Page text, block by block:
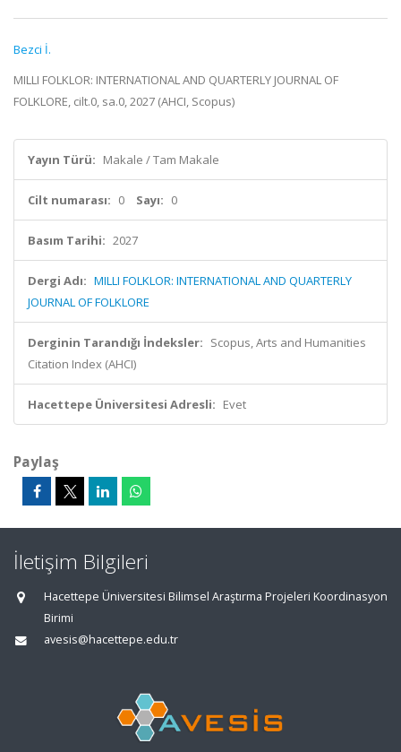
Bezci İ.
MILLI FOLKLOR: INTERNATIONAL AND QUARTERLY JOURNAL OF
FOLKLORE, cilt.0, sa.0, 2027 (AHCI, Scopus)
Yayın Türü: Makale / Tam Makale
Cilt numarası: 0 Sayı: 0
Basım Tarihi: 2027
Dergi Adı: MILLI FOLKLOR: INTERNATIONAL AND QUARTERLY
JOURNAL OF FOLKLORE
Derginin Tarandığı İndeksler: Scopus, Arts and Humanities
Citation Index (AHCI)
Hacettepe Üniversitesi Adresli: Evet
Paylaş
İletişim Bilgileri
Hacettepe Üniversitesi Bilimsel Araştırma Projeleri Koordinasyon
Birimi
avesis@hacettepe.edu.tr